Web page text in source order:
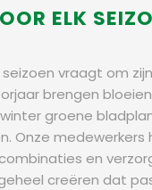
ELK
seizoen vraagt om
brengen
groene
Onze medewerkers
en
creëren dat